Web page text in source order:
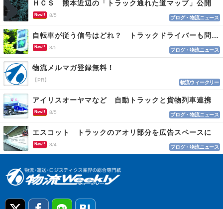
ＨＣＳ 熊本近辺の「トラック通れた道マップ」公開
New!! 8/5 ブログ・物流ニュース
自転車が従う信号はどれ？ トラックドライバーも問われる認識
New!! 8/5 ブログ・物流ニュース
物流メルマガ登録無料！
【PR】 物流ウィークリー
アイリスオーヤマなど 自動トラックと貨物列車連携
New!! 8/5 ブログ・物流ニュース
エスコット トラックのアオリ部分を広告スペースに
New!! 8/4 ブログ・物流ニュース